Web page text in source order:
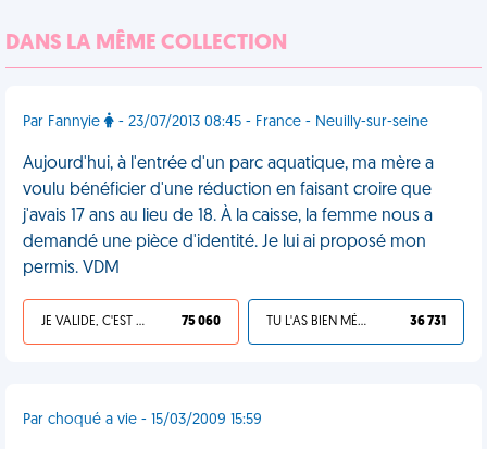
DANS LA MÊME COLLECTION
Par Fannyie - 23/07/2013 08:45 - France - Neuilly-sur-seine
Aujourd'hui, à l'entrée d'un parc aquatique, ma mère a
voulu bénéficier d'une réduction en faisant croire que
j'avais 17 ans au lieu de 18. À la caisse, la femme nous a
demandé une pièce d'identité. Je lui ai proposé mon
permis. VDM
JE VALIDE, C'EST UNE VDM 75 060 TU L'AS BIEN MÉRITÉ 36 731
Par choqué a vie - 15/03/2009 15:59